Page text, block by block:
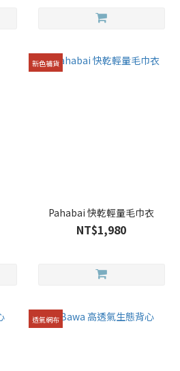
新色補貨
Pahabai 快乾輕量毛巾衣
NT$1,980
透氣網布